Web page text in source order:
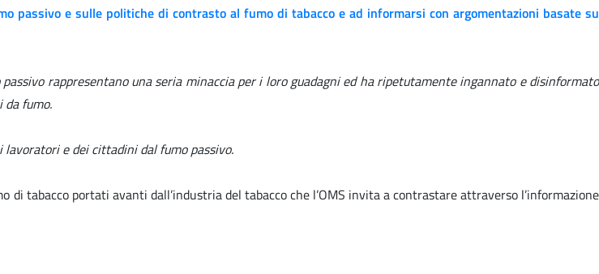
passivo e sulle politiche di contrasto al fumo di tabacco e ad informarsi con argomentazioni basate su
rappresentano una seria minaccia per i loro guadagni ed ha ripetutamente ingannato e disinformato
da fumo.
e dei cittadini dal fumo passivo.
tabacco portati avanti dall’industria del tabacco che l’OMS invita a contrastare attraverso l’informazione